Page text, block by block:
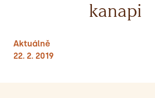
kanapi
Aktuálně
22. 2. 2019